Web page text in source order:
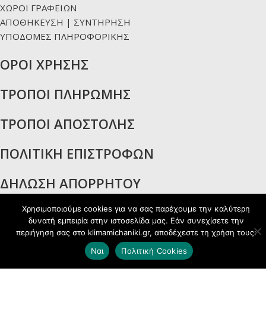
ΧΩΡΟΙ ΓΡΑΦΕΙΩΝ
ΑΠΟΘΗΚΕΥΣΗ | ΣΥΝΤΗΡΗΣΗ
ΥΠΟΔΟΜΕΣ ΠΛΗΡΟΦΟΡΙΚΗΣ
ΟΡΟΙ ΧΡΗΣΗΣ
ΤΡΟΠΟΙ ΠΛΗΡΩΜΗΣ
ΤΡΟΠΟΙ ΑΠΟΣΤΟΛΗΣ
ΠΟΛΙΤΙΚΗ ΕΠΙΣΤΡΟΦΩΝ
ΔΗΛΩΣΗ ΑΠΟΡΡΗΤΟΥ
ΠΟΛΙΤΙΚΗ COOKIES
ΦΟΡΜΑ ΠΡΟΣΦΟΡΑΣ
Χρησιμοποιούμε cookies για να σας παρέχουμε την καλύτερη
δυνατή εμπειρία στην ιστοσελίδα μας. Εάν συνεχίσετε την
περιήγηση σας στο klimamichaniki.gr, αποδέχεστε τη χρήση τους:
Ναι
Πολιτική Cookies